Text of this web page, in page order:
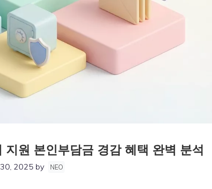
원 본인부담금 경감 혜택 완벽 분석
2025 by NEO